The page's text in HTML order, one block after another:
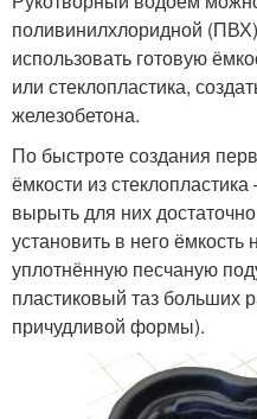
поливинилхлоридной
использовать готовую
или стеклопластика,
железобетона.
По быстроте создания
ёмкости из
вырыть для них
установить в него
уплотнённую песчаную
пластиковый таз больших
причудливой формы).